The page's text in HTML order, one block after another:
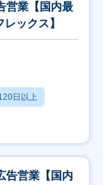
営業【国内最
ックス】
日以上
告営業【国内